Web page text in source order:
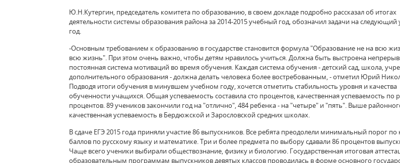
Ю.Н.Кутергин, председатель комитета по образованию, в своем докладе подробно рассказал об итогах
деятельности системы образования района за 2014-2015 учебный год, обозначил задачи на
год.
-Основным требованием к образованию в государстве становится формула "Образование не на всю
всю жизнь". При этом очень важно, чтобы детям нравилось учиться. Должна быть выстроена
постоянная система мотиваций во время обучения. Каждая система обучения - детский сад, школа,
дополнительного образования - должна делать человека более востребованным, - отметил Юрий
Подводя итоги обучения в минувшем учебном году, хочется отметить стабильность уровня и качества
обученности учащихся. Общая успеваемость составила сто процентов, качественная успеваемость по
процентов. 89 учеников закончили год на "отлично", 484 ребенка - на "четыре" и "пять". Выше
качественная успеваемость в Бердюжской и Зарословской средних школах.
В сдаче ЕГЭ 2015 года приняли участие 86 выпускников. Все ребята преодолели минимальный порог по
баллов по русскому языку и математике. Три и более предмета по выбору сдавали 86 процентов
Чаще всего ученики выбирали обществознание, физику и биологию. Государственная итоговая
образовательным программам выпускников девятых классов проводилась в форме основного